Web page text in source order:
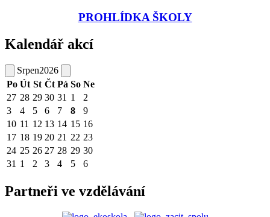
PROHLÍDKA ŠKOLY
Kalendář akcí
Srpen2026
Po Út St Čt Pá So Ne
27 28 29 30 31 1
2
3
4 5 6 7 8
9
10 11 12 13 14 15 16
17 18 19 20 21 22 23
24 25 26 27 28 29 30
31 1 2 3 4 5 6
Partneři ve vzdělávání